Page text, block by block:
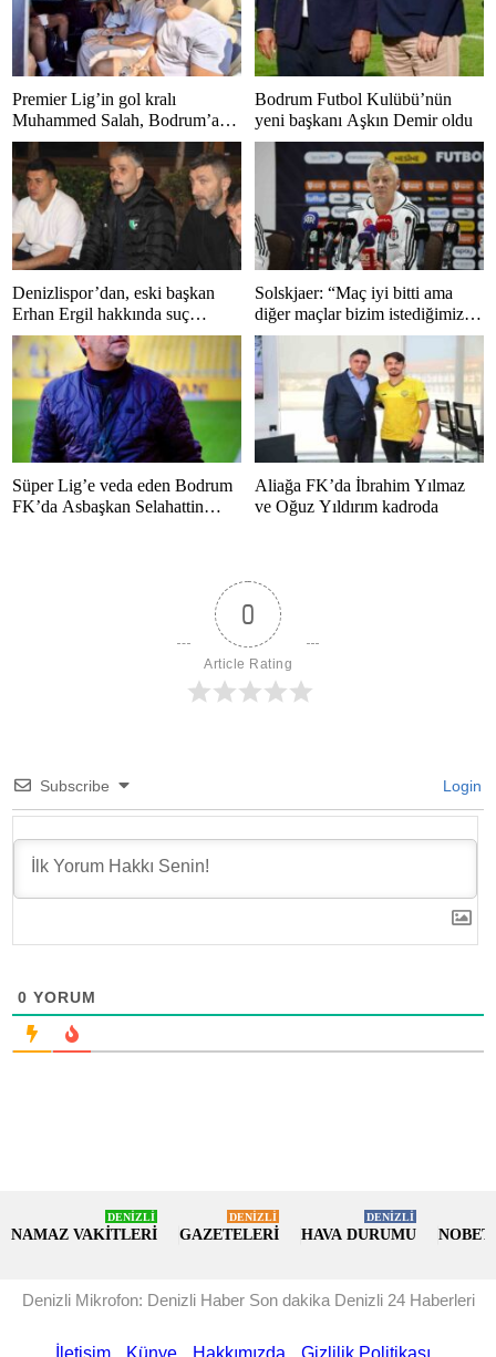
Premier Lig’in gol kralı
Muhammed Salah, Bodrum’a
hayran kaldı
Bodrum Futbol Kulübü’nün
yeni başkanı Aşkın Demir oldu
Denizlispor’dan, eski başkan
Erhan Ergil hakkında suç
duyurusu
Solskjaer: “Maç iyi bitti ama
diğer maçlar bizim istediğimiz
gibi bitmedi”
Süper Lig’e veda eden Bodrum
FK’da Asbaşkan Selahattin
Aliağa FK’da İbrahim Yılmaz
ve Oğuz Yıldırım kadroda
0
Article Rating
Subscribe Login
0 YORUM
NAMAZ VAKİTLERİ
DENİZLİ
GAZETELERİ
DENİZLİ
HAVA DURUMU
DENİZLİ
Denizli Mikrofon: Denizli Haber Son dakika Denizli 24 Haberleri